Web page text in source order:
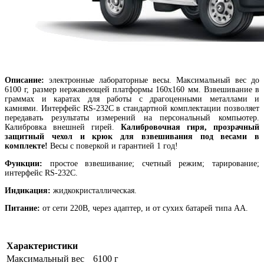
Описание: электронные лабораторные весы. Максимальный вес до
6100 г, размер нержавеющей платформы 160х160 мм. Взвешивание в
граммах и каратах для работы с драгоценными металлами и
камнями. Интерфейс RS-232C в стандартной комплектации позволяет
передавать результаты измерений на персональный компьютер.
Калибровка внешней гирей. Калибровочная гиря, прозрачный
защитный чехол и крюк для взвешивания под весами в
комплекте! Весы с поверкой и гарантией 1 год!
Функции: простое взвешивание; счетный режим; тарирование;
интерфейс RS-232C.
Индикация: жидкокристаллическая.
Питание: от сети 220В, через адаптер, и от сухих батарей типа AA.
Характеристики
Максимальный вес
6100 г